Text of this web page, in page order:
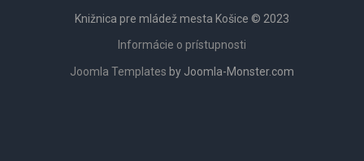
Knižnica pre mládež mesta Košice © 2023
Informácie o prístupnosti
Joomla Templates by Joomla-Monster.com